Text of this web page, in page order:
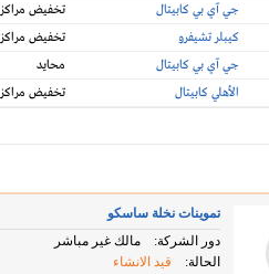
جي آي بي كابيتال
تخفيض مراكز
كيبلر تشيفرو
تخفيض مراكز
جي آي بي كابيتال
محايد
الأهلي كابيتال تخفيض مراكز
تموينات نخلة ساسكو
دور الشركة:
مالك غير مباشر
الحالة:
قيد الانشاء